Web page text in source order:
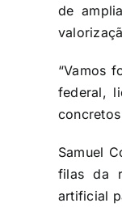
de
“Vamos
federal,
Samuel
filas da
artificial